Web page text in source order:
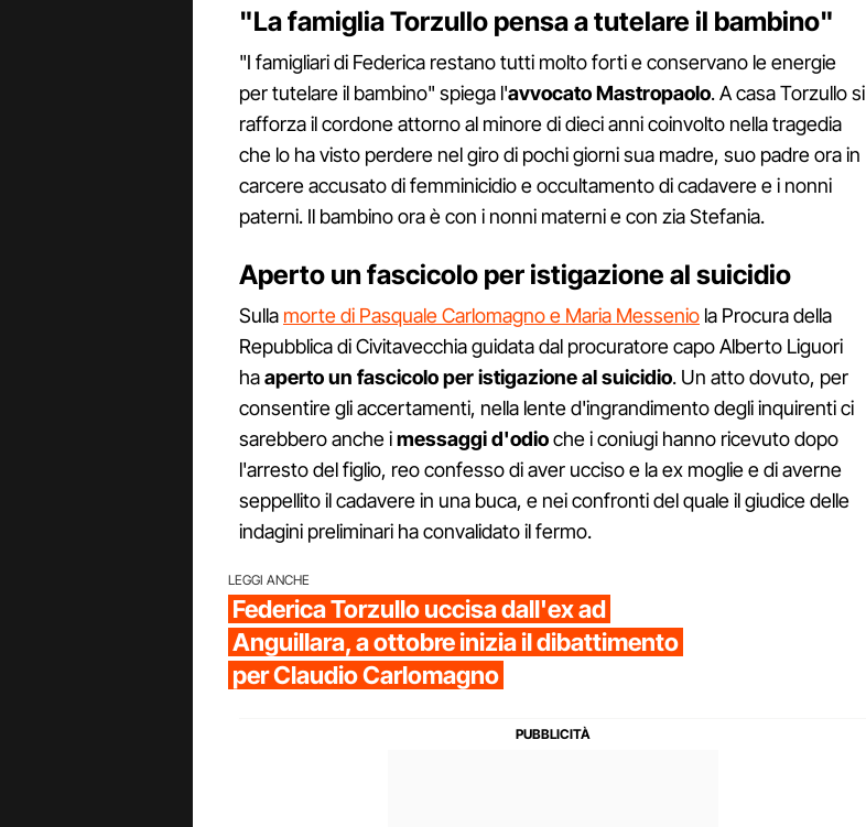
"La famiglia Torzullo pensa a tutelare il bambino"
"I famigliari di Federica restano tutti molto forti e conservano le energie
per tutelare il bambino" spiega l'avvocato Mastropaolo. A casa Torzullo si
rafforza il cordone attorno al minore di dieci anni coinvolto nella tragedia
che lo ha visto perdere nel giro di pochi giorni sua madre, suo padre ora in
carcere accusato di femminicidio e occultamento di cadavere e i nonni
paterni. Il bambino ora è con i nonni materni e con zia Stefania.
Aperto un fascicolo per istigazione al suicidio
Sulla morte di Pasquale Carlomagno e Maria Messenio la Procura della
Repubblica di Civitavecchia guidata dal procuratore capo Alberto Liguori
haaperto un fascicolo per istigazione al suicidio. Un atto dovuto, per
consentire gli accertamenti, nella lente d'ingrandimento degli inquirenti ci
sarebbero anche imessaggi d'odioche i coniugi hanno ricevuto dopo
l'arresto del figlio, reo confesso di aver ucciso e la ex moglie e di averne
seppellito il cadavere in una buca, e nei confronti del quale il giudice delle
indagini preliminari ha convalidato il fermo.
LEGGI ANCHE
Federica Torzullo uccisa dall'ex ad
Anguillara, a ottobre inizia il dibattimento
per Claudio Carlomagno